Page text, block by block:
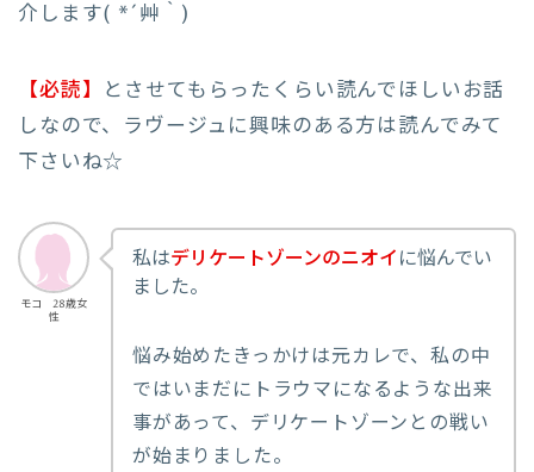
介します( *´艸｀)
【必読】
とさせてもらったくらい読んでほしいお話
しなので、ラヴージュに興味のある方は読んでみて
下さいね☆
モコ 28歳女
性
私はデリケートゾーンのニオイに悩んでい
ました。
悩み始めたきっかけは元カレで、私の中
ではいまだにトラウマになるような出来
事があって、デリケートゾーンとの戦い
が始まりました。